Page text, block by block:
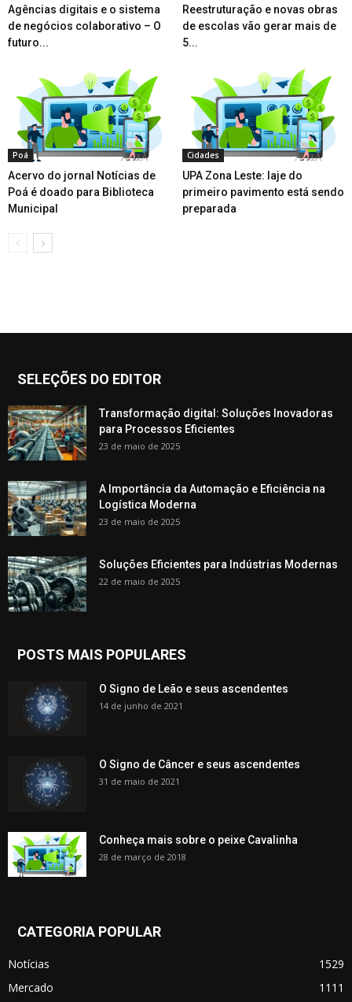
Agências digitais e o sistema
de negócios colaborativo – O
futuro...
Reestruturação e novas obras
de escolas vão gerar mais de
5...
Poá
Acervo do jornal Notícias de
Poá é doado para Biblioteca
Municipal
Cidades
UPA Zona Leste: laje do
primeiro pavimento está sendo
preparada
SELEÇÕES DO EDITOR
Transformação digital: Soluções Inovadoras
para Processos Eficientes
23 de maio de 2025
A Importância da Automação e Eficiência na
Logística Moderna
23 de maio de 2025
Soluções Eficientes para Indústrias Modernas
22 de maio de 2025
POSTS MAIS POPULARES
O Signo de Leão e seus ascendentes
14 de junho de 2021
O Signo de Câncer e seus ascendentes
31 de maio de 2021
Conheça mais sobre o peixe Cavalinha
28 de março de 2018
CATEGORIA POPULAR
Notícias
1529
Mercado
1111